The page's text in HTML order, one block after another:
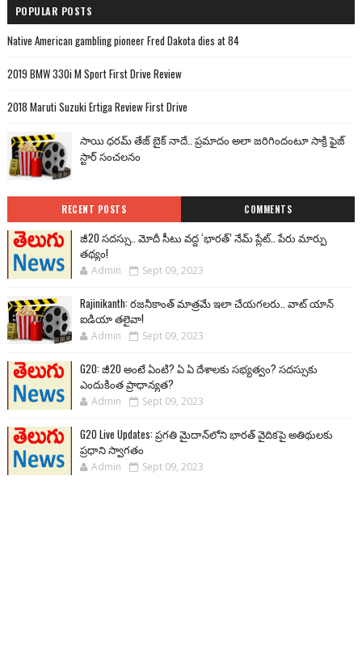
POPULAR POSTS
Native American gambling pioneer Fred Dakota dies at 84
2019 BMW 330i M Sport First Drive Review
2018 Maruti Suzuki Ertiga Review First Drive
సాయి ధరమ్ తేజ్ బైక్ నాదే.. ప్రమాదం అలా జరిగిందంటూ సాక్రి ఫైజ్
స్టార్ సంచలనం
RECENT POSTS COMMENTS
జీ20 సదస్సు.. మోదీ సీటు వద్ద ‘భారత్’ నేమ్ ప్లేట్‌.. పేరు మార్పు
తథ్యం!
Admin Sept 09, 2023
Rajinikanth: రజనీకాంత్ మాత్రమే ఇలా చేయగలరు.. వాట్ యాన్
ఐడియా తలైవా!
Admin Sept 09, 2023
G20: జీ20 అంటే ఏంటి? ఏ ఏ దేశాలకు సభ్యత్వం? సదస్సుకు
ఎందుకింత ప్రాధాన్యత?
Admin Sept 09, 2023
G20 Live Updates: ప్రగతి మైదాన్‌లోని భారత్ వైదికపై అతిథులకు
ప్రధాని స్వాగతం
Admin Sept 09, 2023